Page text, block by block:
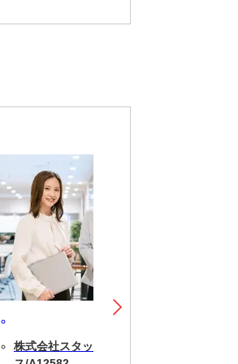
株式会社スタッフサービ